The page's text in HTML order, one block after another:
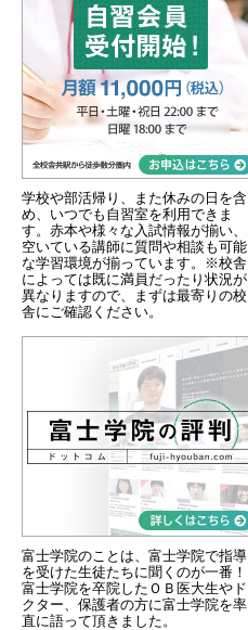
学校や部活帰り、また休みの日を含
め、いつでも自習室を利用できま
す。赤本や様々な入試情報が揃い、
空いている講師に質問や相談も可能
な学習環境が揃っています。※校舎
によっては既に満員だったり状況が
異なりますので、まずは最寄りの校
舎にご確認ください。
富士学院のことは、富士学院で指導
を受けた生徒たちに聞くのが一番！
富士学院を卒院したＯＢ医大生やド
クター、保護者の方に富士学院を率
直に語って頂きました。